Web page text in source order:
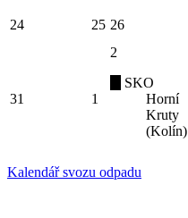
24 25 26
31 1
2
SKO
Horní
Kruty
(Kolín)
Kalendář svozu odpadu